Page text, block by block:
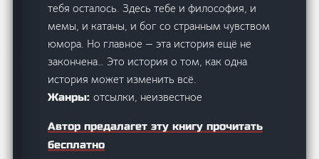
тебя осталось. Здесь тебе и философия, и
мемы, и катаны, и бог со странным чувством
юмора. Но главное — эта история ещё не
закончена… Это история о том, как одна
история может изменить всё.
Жанры:отсылки, неизвестное
Автор предалагет эту книгу прочитать
бесплатно